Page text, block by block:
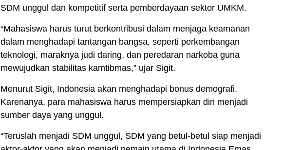
SDM unggul dan kompetitif serta pemberdayaan sektor UMKM.
“Mahasiswa harus turut berkontribusi dalam menjaga keamanan
dalam menghadapi tantangan bangsa, seperti perkembangan
teknologi, maraknya judi daring, dan peredaran narkoba guna
mewujudkan stabilitas kamtibmas,” ujar Sigit.
Menurut Sigit, Indonesia akan menghadapi bonus demografi.
Karenanya, para mahasiswa harus mempersiapkan diri menjadi
sumber daya yang unggul.
“Teruslah menjadi SDM unggul, SDM yang betul-betul siap menjadi